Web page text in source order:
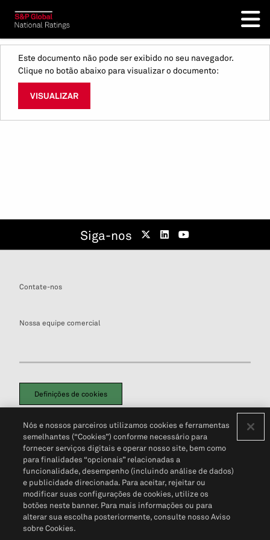
Este documento não pode ser exibido no seu navegador.
Clique no botão abaixo para visualizar o documento:
VISUALIZAR
Siga-nos
Contate-nos
Nossa equipe comercial
Definições de cookies
Política de PrivacidadePortal de privacidade do cliente (em inglês)
Não Venda Minhas Informações Pessoais© 2026 S&P Global
Nós e nossos parceiros utilizamos cookies e ferramentas
semelhantes (“Cookies”) conforme necessário para
fornecer serviços digitais e operar nosso site, bem como
para finalidades “opcionais” relacionadas a
funcionalidade, desempenho (incluindo análise de dados)
e publicidade direcionada. Para aceitar, rejeitar ou
modificar suas configurações de cookies, utilize os
botões neste banner. Para mais informações ou para
alterar sua escolha posteriormente, consulte nosso Aviso
sobre Cookies.